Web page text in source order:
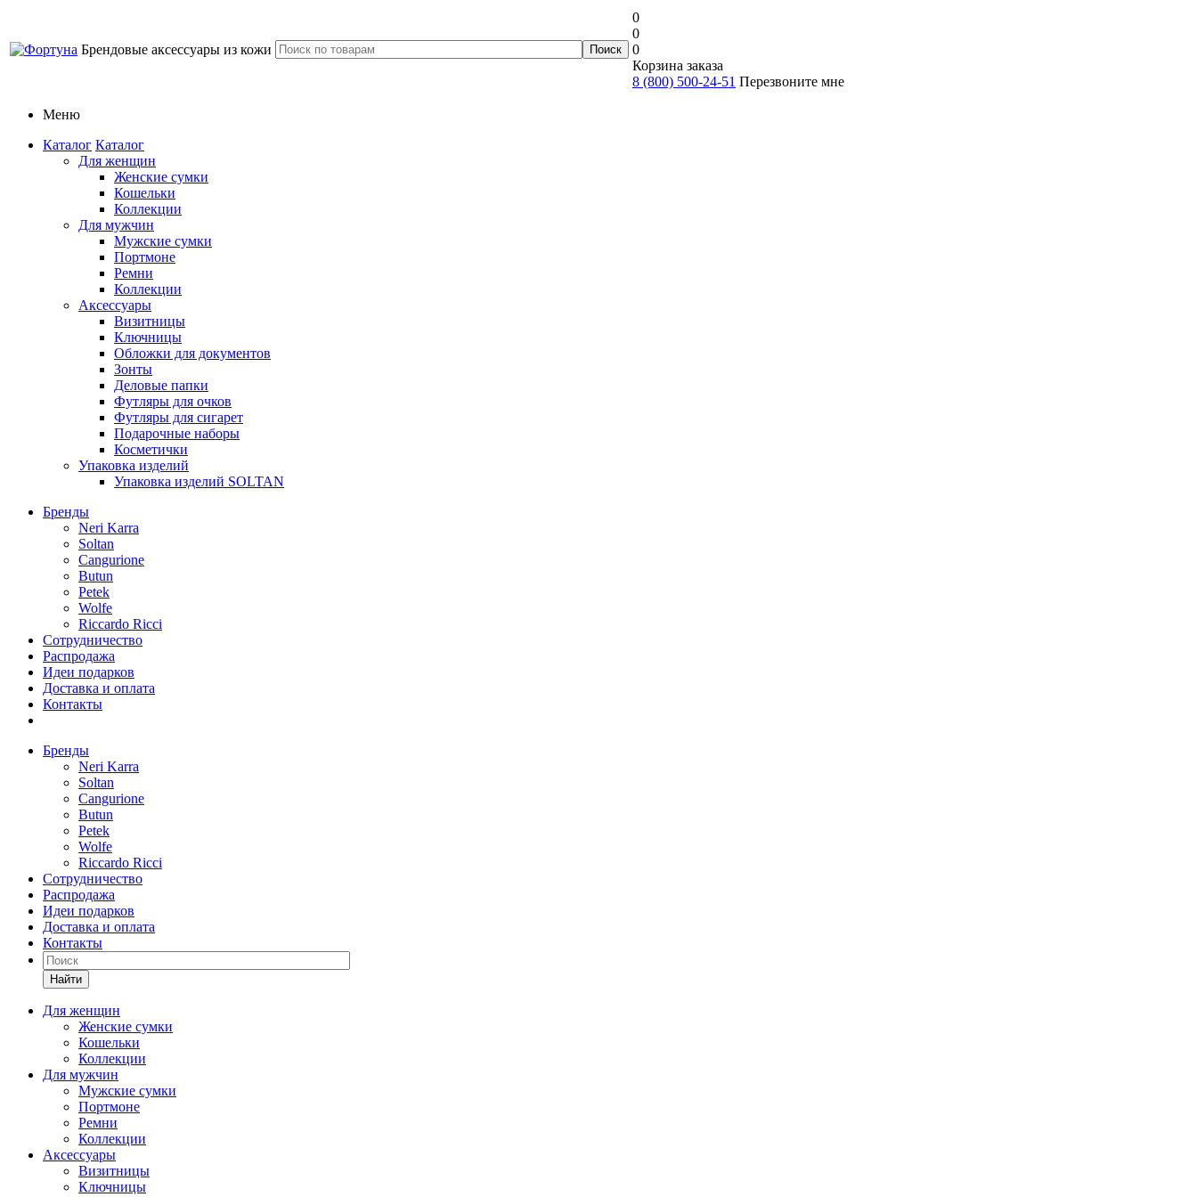
Брендовые аксессуары из кожи
0
0
0
Корзина заказа
8 (800) 500-24-51 Перезвоните мне
Меню
Каталог Каталог
Для женщин
Женские сумки
Кошельки
Коллекции
Для мужчин
Мужские сумки
Портмоне
Ремни
Коллекции
Аксессуары
Визитницы
Ключницы
Обложки для документов
Зонты
Деловые папки
Футляры для очков
Футляры для сигарет
Подарочные наборы
Косметички
Упаковка изделий
Упаковка изделий SOLTAN
Бренды
Neri Karra
Soltan
Cangurione
Butun
Petek
Wolfe
Riccardo Ricci
Сотрудничество
Распродажа
Идеи подарков
Доставка и оплата
Контакты
Бренды
Neri Karra
Soltan
Cangurione
Butun
Petek
Wolfe
Riccardo Ricci
Сотрудничество
Распродажа
Идеи подарков
Доставка и оплата
Контакты
Найти
Для женщин
Женские сумки
Кошельки
Коллекции
Для мужчин
Мужские сумки
Портмоне
Ремни
Коллекции
Аксессуары
Визитницы
Ключницы